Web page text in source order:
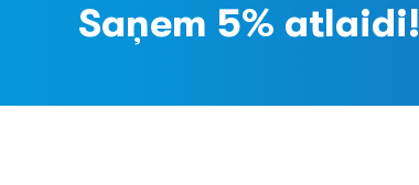
Saņem 5% atlaidi!